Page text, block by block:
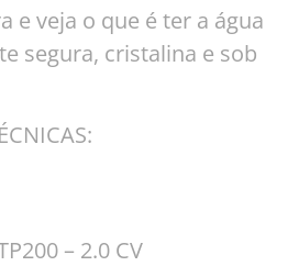
e veja o que é ter a água
segura, cristalina e sob
– 2.0 CV